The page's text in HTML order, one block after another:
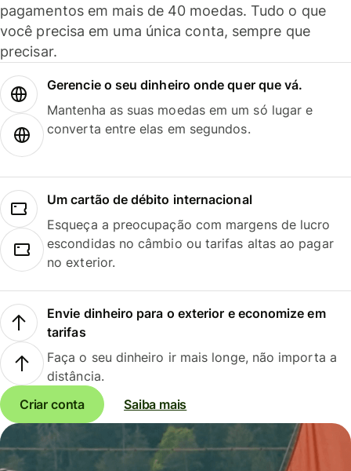
pagamentos em mais de 40 moedas. Tudo o que
você precisa em uma única conta, sempre que
precisar.
Gerencie o seu dinheiro onde quer que vá.
Mantenha as suas moedas em um só lugar e
converta entre elas em segundos.
Um cartão de débito internacional
Esqueça a preocupação com margens de lucro
escondidas no câmbio ou tarifas altas ao pagar
no exterior.
Envie dinheiro para o exterior e economize em
tarifas
Faça o seu dinheiro ir mais longe, não importa a
distância.
Criar conta
Saiba mais